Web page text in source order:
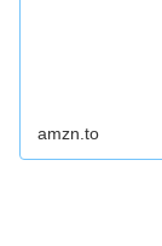
amzn.to